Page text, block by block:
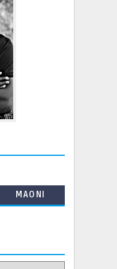
MAONI